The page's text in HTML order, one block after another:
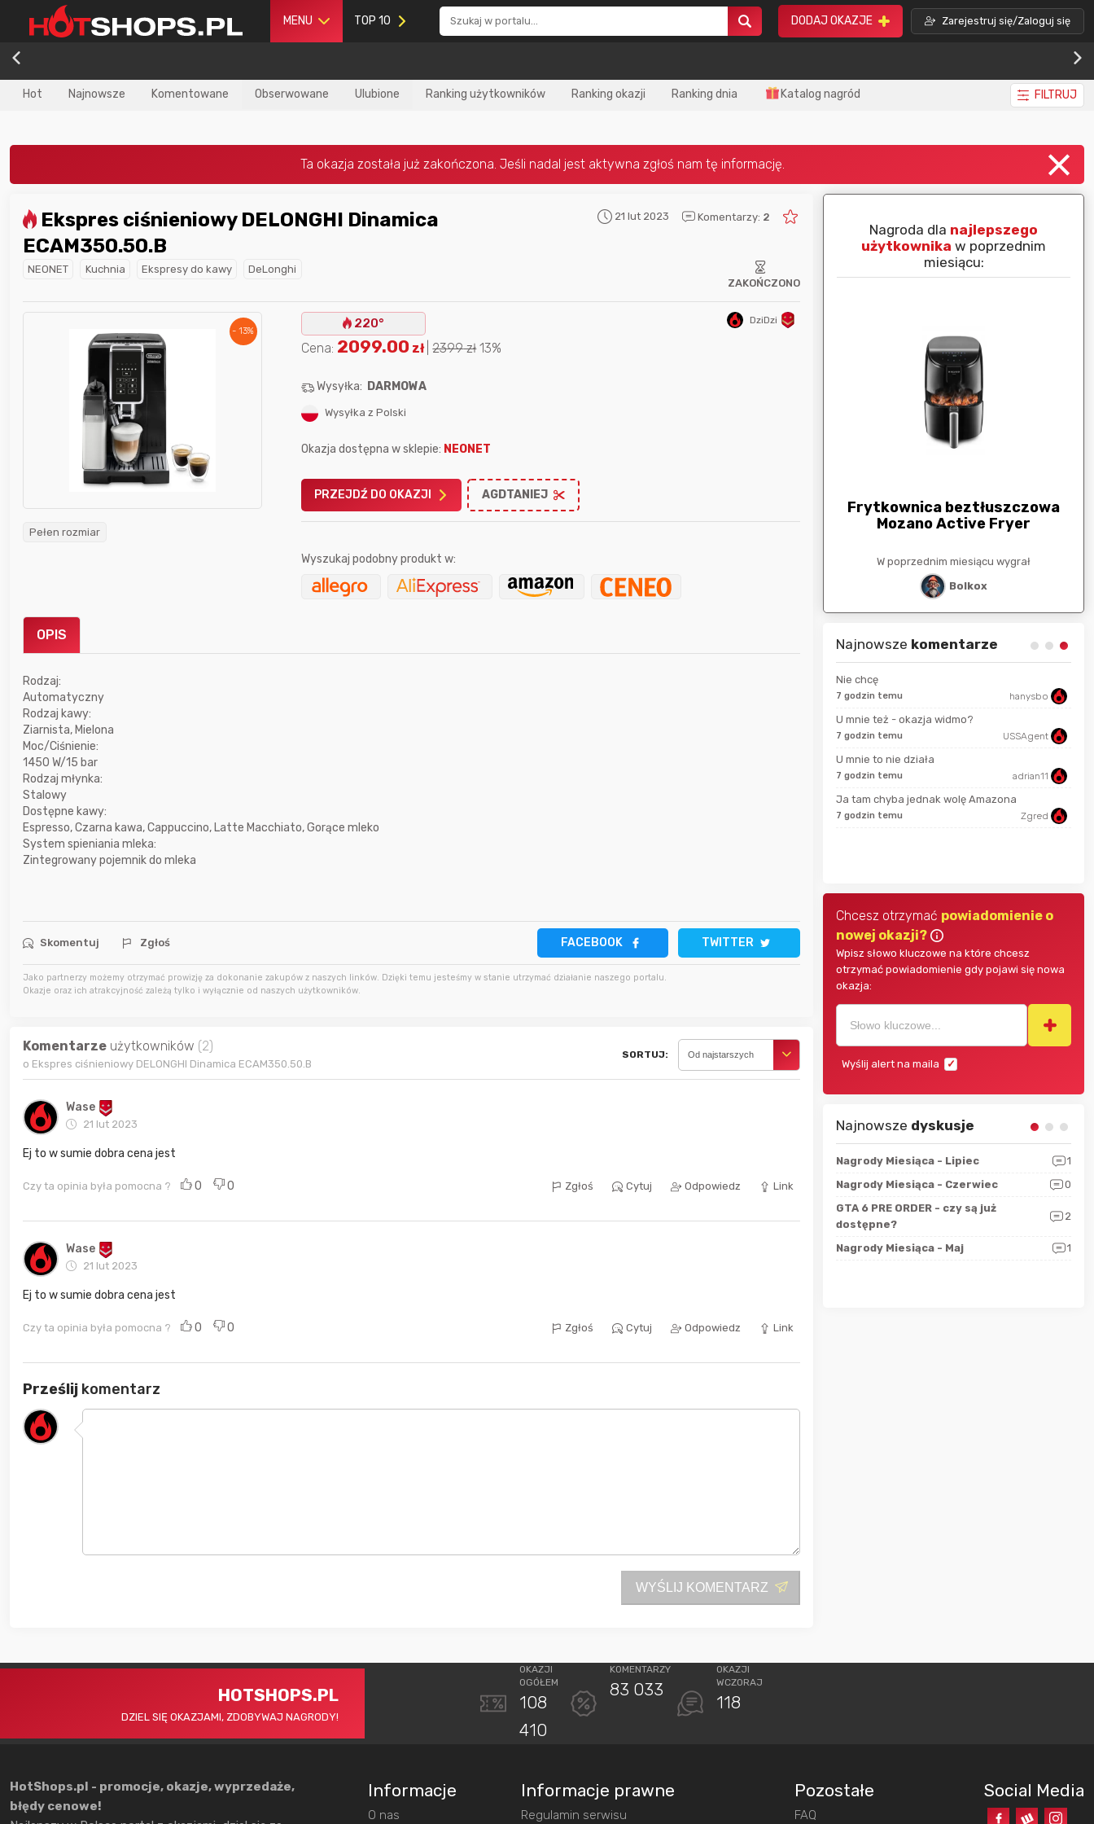
MENU TOP 10 DODAJ OKAZJE Zarejestruj się/Zaloguj się
Hot Najnowsze Komentowane Obserwowane Ulubione Ranking użytkowników Ranking okazji Ranking dnia Katalog nagród FILTRUJ
ECAM350.50.B
21 lut 2023 Komentarzy: 2
NEONET Kuchnia Ekspresy do kawy
DeLonghi
ZAKOŃCZONO
- 13%
Pełen rozmiar
220° DziDzi
Cena: 2099.00 zł 2399zł 13%
Wysyłka: DARMOWA
Wysyłka z Polski
Okazja dostępna w sklepie: NEONET
PRZEJDŹ DO OKAZJI AGDTANIEJ
Wyszukaj podobny produkt w:
OPIS
Rodzaj:
Automatyczny
Rodzaj kawy:
Ziarnista, Mielona
Moc/Ciśnienie:
1450 W/15 bar
Rodzaj młynka:
Stalowy
Dostępne kawy:
Espresso, Czarna kawa, Cappuccino, Latte Macchiato, Gorące mleko
System spieniania mleka:
Zintegrowany pojemnik do mleka
Skomentuj Zgłoś FACEBOOK TWITTER
Jako partnerzy możemy otrzymać prowizję za dokonanie zakupów z naszych linków. Dzięki temu jesteśmy w stanie utrzymać działanie naszego portalu.
Okazje oraz ich atrakcyjność zależą tylko i wyłącznie od naszych użytkowników.
Komentarze użytkowników (2)
o Ekspres ciśnieniowy DELONGHI Dinamica ECAM350.50.B
SORTUJ: Od najstarszych
Wase
21 lut 2023
Ej to w sumie dobra cena jest
Czy ta opinia była pomocna ? 0 0 Zgłoś Cytuj Odpowiedz Link
Wase
21 lut 2023
Ej to w sumie dobra cena jest
Czy ta opinia była pomocna ? 0 0 Zgłoś Cytuj Odpowiedz Link
Prześlij komentarz
WYŚLIJ KOMENTARZ
najlepszego
w poprzednim
beztłuszczowa
Fryer
Nagroda dlanajlepszego
użytkownika
Gofrownica GÖTZE & JENSEN
DW900 1600W
Nagroda za
Karta podarunkowa
Allegro 150zł
Nagroda dla najlepszego
użytkownika w poprzednim
miesiącu:
Frytkownica beztłuszczowa
Mozano Active Fryer
W poprzednim miesiącu wygrał
Bolkox
Najnowsze komentarze
Nie chcę
7 godzin temu hanysbo
U mnie też - okazja widmo?
7 godzin temu USSAgent
U mnie to nie działa
7 godzin temu adrian11
Ja tam chyba jednak wolę Amazona
7 godzin temu Zgred
Chcesz otrzymać powiadomienie o
nowej okazji?
Wpisz słowo kluczowe na które chcesz
otrzymać powiadomienie gdy pojawi się nowa
okazja:
Wyślij alert na maila
Najnowsze dyskusje
Czy moze ktos to jakos logicznie
Katalog nagród
Nagrody Miesiąca - Lipiec
1
Nagrody Miesiąca - Czerwiec
0
GTA 6 PRE ORDER - czy są już
dostępne?
2
Nagrody Miesiąca - Maj 1
HOTSHOPS.PL
DZIEL SIĘ OKAZJAMI, ZDOBYWAJ NAGRODY!
OKAZJI
OGÓŁEM
108
410
KOMENTARZY
83 033
OKAZJI
WCZORAJ
118
HotShops.pl - promocje, okazje, wyprzedaże,
błędy cenowe!
Informacje
O nas
Informacje prawne
Regulamin serwisu
Pozostałe
FAQ
Social Media